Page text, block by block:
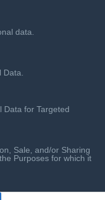
data.
Data for Targeted
Sale, and/or Sharing
Purposes for which it
& Ομάδες Εργασίας
- Διαβουλεύσεις
Μέλος Διεθνών